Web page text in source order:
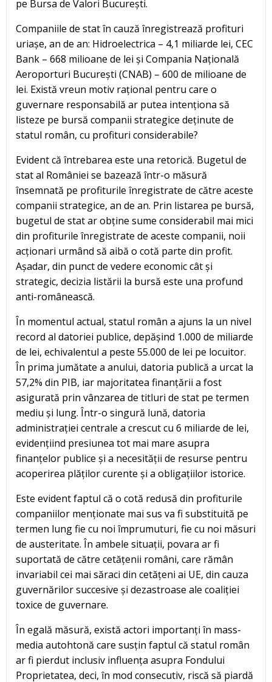
pe Bursa de Valori București.
Companiile de stat în cauză înregistrează profituri
uriașe, an de an: Hidroelectrica – 4,1 miliarde lei, CEC
Bank – 668 milioane de lei și Compania Națională
Aeroporturi București (CNAB) – 600 de milioane de
lei. Există vreun motiv rațional pentru care o
guvernare responsabilă ar putea intenționa să
listeze pe bursă companii strategice deținute de
statul român, cu profituri considerabile?
Evident că întrebarea este una retorică. Bugetul de
stat al României se bazează într-o măsură
însemnată pe profiturile înregistrate de către aceste
companii strategice, an de an. Prin listarea pe bursă,
bugetul de stat ar obține sume considerabil mai mici
din profiturile înregistrate de aceste companii, noii
acționari urmând să aibă o cotă parte din profit.
Așadar, din punct de vedere economic cât și
strategic, decizia listării la bursă este una profund
anti-românească.
În momentul actual, statul român a ajuns la un nivel
record al datoriei publice, depășind 1.000 de miliarde
de lei, echivalentul a peste 55.000 de lei pe locuitor.
În prima jumătate a anului, datoria publică a urcat la
57,2% din PIB, iar majoritatea finanțării a fost
asigurată prin vânzarea de titluri de stat pe termen
mediu și lung. Într-o singură lună, datoria
administrației centrale a crescut cu 6 miliarde de lei,
evidențiind presiunea tot mai mare asupra
finanțelor publice și a necesității de resurse pentru
acoperirea plăților curente și a obligațiilor istorice.
Este evident faptul că o cotă redusă din profiturile
companiilor menționate mai sus va fi substituită pe
termen lung fie cu noi împrumuturi, fie cu noi măsuri
de austeritate. În ambele situații, povara ar fi
suportată de către cetățenii români, care rămân
invariabil cei mai săraci din cetățeni ai UE, din cauza
guvernărilor succesive și dezastroase ale coaliției
toxice de guvernare.
În egală măsură, există actori importanți în mass-
media autohtonă care susțin faptul că statul român
ar fi pierdut inclusiv influența asupra Fondului
Proprietatea, deci, în mod consecutiv, riscă să piardă